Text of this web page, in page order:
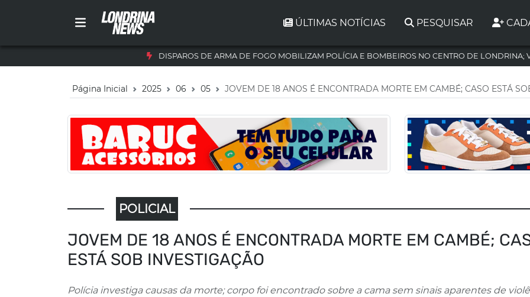
ÚLTIMAS NOTÍCIAS PESQUISAR
DISPAROS DE ARMA DE FOGO MOBILIZAM POLÍCIA E BOMBEIROS NO CENTRO DE LONDRINA;
Página Inicial 2025 06 05 JOVEM DE 18 ANOS É ENCONTRADA MORTE EM CAMBÉ; CASO ESTÁ
POLICIAL
JOVEM DE 18 ANOS É ENCONTRADA MORTE EM CAMBÉ;
ESTÁ SOB INVESTIGAÇÃO
Polícia investiga causas da morte; corpo foi encontrado sobre a cama sem sinais aparentes de